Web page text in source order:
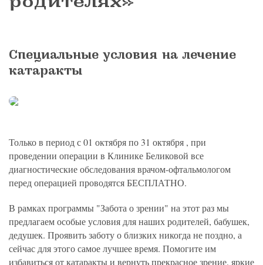
Специальные условия на лечение
катаракты
Только в период с 01 октября по 31 октября , при
проведении операции в Клинике Беликовой все
диагностические обследования врачом-офтальмологом
перед операцией проводятся БЕСПЛАТНО.
В рамках программы "Забота о зрении" на этот раз мы
предлагаем особые условия для наших родителей, бабушек,
дедушек. Проявить заботу о близких никогда не поздно, а
сейчас для этого самое лучшее время. Помогите им
избавиться от катаракты и вернуть прекрасное зрение, яркие
Яндекс
Я соглашаюсь на получение рассылки в соответствии с ФЗ от
+7 991 098-78-29
Елена, персональный менеджер
13.03.2006 №38-ФЗ на условиях и для целей, определенных
Записаться
Я соглашаюсь на получение рассылки в соответствии с ФЗ от
Отправить
13.03.2006 №38-ФЗ на условиях и для целей, определенных
политикой конфиденциальности